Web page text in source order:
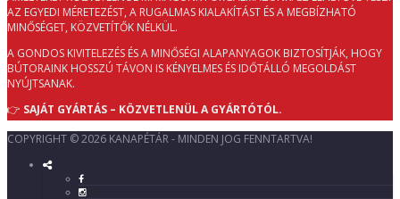
AZ EGYEDI MÉRETEZÉST, A RUGALMAS KIALAKÍTÁST ÉS A MEGBÍZHATÓ
MINŐSÉGET, KÖZVETÍTŐK NÉLKÜL.
A GONDOS KIVITELEZÉS ÉS A MINŐSÉGI ALAPANYAGOK BIZTOSÍTJÁK, HOGY
BÚTORAINK HOSSZÚ TÁVON IS KÉNYELMES ÉS IDŐTÁLLÓ MEGOLDÁST
NYÚJTSANAK.
👉 SAJÁT GYÁRTÁS – KÖZVETLENÜL A GYÁRTÓTÓL.
COPYRIGHT © 2026 KANAPÉTÁR - MINDEN JOG FENNTARTVA!